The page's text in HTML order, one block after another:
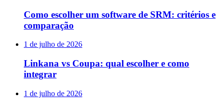
Como escolher um software de SRM: critérios e
comparação
1 de julho de 2026
Linkana vs Coupa: qual escolher e como
integrar
1 de julho de 2026